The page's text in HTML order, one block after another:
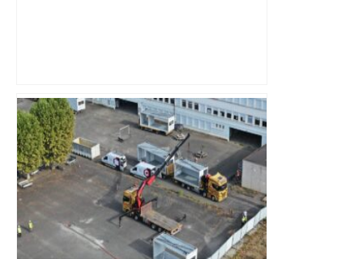
Toulouse Métropole Basket : avec vue
sur la première place du play-down de
Wonderligue en cas de sans-faute
dans le final – ladepeche.fr